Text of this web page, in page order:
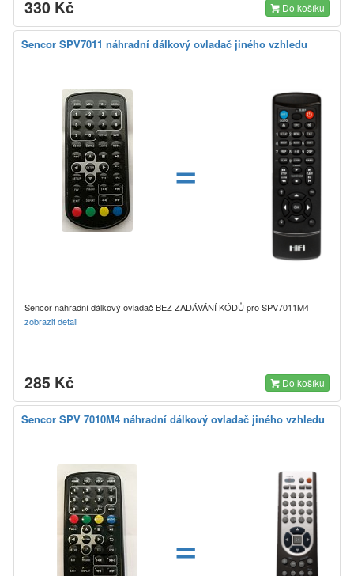
330 Kč Do košíku
Sencor SPV7011 náhradní dálkový ovladač jiného vzhledu
=
Sencor náhradní dálkový ovladač BEZ ZADÁVÁNÍ KÓDŮ pro SPV7011M4
zobrazit detail
285 Kč Do košíku
Sencor SPV 7010M4 náhradní dálkový ovladač jiného vzhledu
=